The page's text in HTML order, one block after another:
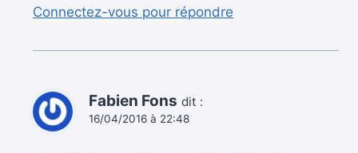
Connectez-vous pour répondre
Fabien Fons dit :
16/04/2016 à 22:48